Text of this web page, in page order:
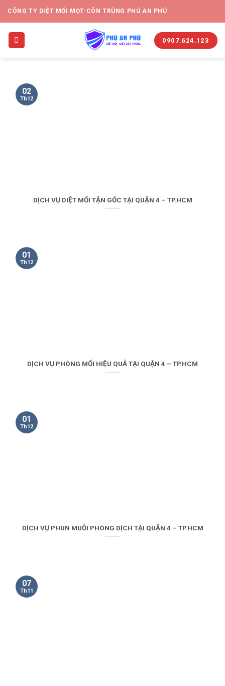
CÔNG TY DIỆT MỐI MỌT-CÔN TRÙNG PHÚ AN PHÚ
0907.624.123
DỊCH VỤ DIỆT MỐI TẬN GỐC TẠI QUẬN 4 – TP.HCM
02
Th12
DỊCH VỤ PHÒNG MỐI HIỆU QUẢ TẠI QUẬN 4 – TP.HCM
01
Th12
DỊCH VỤ PHUN MUỖI PHÒNG DỊCH TẠI QUẬN 4 – TP.HCM
01
Th12
07
Th11